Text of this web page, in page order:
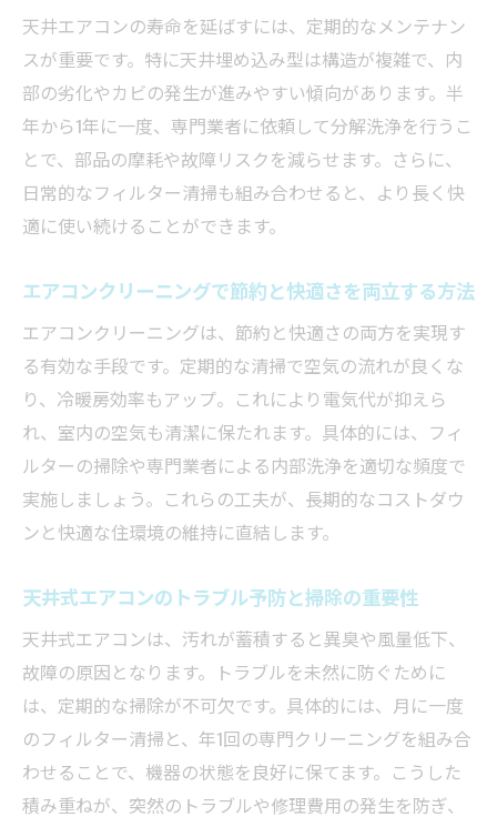
天井エアコンの寿命を延ばすには、定期的なメンテナン
スが重要です。特に天井埋め込み型は構造が複雑で、内
部の劣化やカビの発生が進みやすい傾向があります。半
年から1年に一度、専門業者に依頼して分解洗浄を行うこ
とで、部品の摩耗や故障リスクを減らせます。さらに、
日常的なフィルター清掃も組み合わせると、より長く快
適に使い続けることができます。
エアコンクリーニングで節約と快適さを両立する方法
エアコンクリーニングは、節約と快適さの両方を実現す
る有効な手段です。定期的な清掃で空気の流れが良くな
り、冷暖房効率もアップ。これにより電気代が抑えら
れ、室内の空気も清潔に保たれます。具体的には、フィ
ルターの掃除や専門業者による内部洗浄を適切な頻度で
実施しましょう。これらの工夫が、長期的なコストダウ
ンと快適な住環境の維持に直結します。
天井式エアコンのトラブル予防と掃除の重要性
天井式エアコンは、汚れが蓄積すると異臭や風量低下、
故障の原因となります。トラブルを未然に防ぐために
は、定期的な掃除が不可欠です。具体的には、月に一度
のフィルター清掃と、年1回の専門クリーニングを組み合
わせることで、機器の状態を良好に保てます。こうした
積み重ねが、突然のトラブルや修理費用の発生を防ぎ、